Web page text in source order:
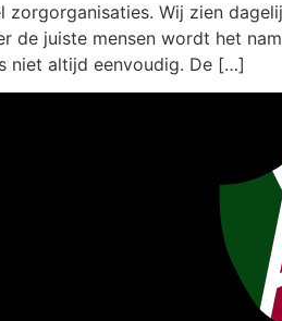
Wij zien
de juiste mensen wordt het
niet altijd eenvoudig. De […]